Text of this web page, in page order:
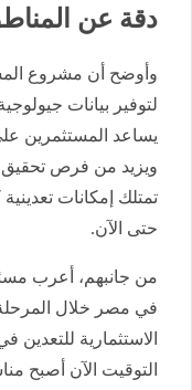
دقة عن
وأوضح أن مشروع
لتوفير بيانات
يساعد المستثمرين
ويزيد من فرص
تمتلك إمكانات
حتى الآن.
من جانبهم، أعرب
في مصر خلال المرحلة
الاستثمارية
التوقيت الآن أصبح